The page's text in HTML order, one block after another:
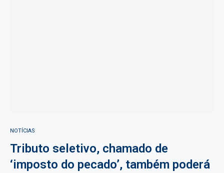
NOTÍCIAS
Tributo seletivo, chamado de
‘imposto do pecado’, também poderá